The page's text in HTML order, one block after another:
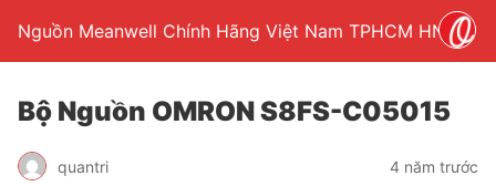
Nguồn Meanwell Chính Hãng Việt Nam TPHCM HN
Bộ Nguồn OMRON S8FS-C05015
quantri 4 năm trước